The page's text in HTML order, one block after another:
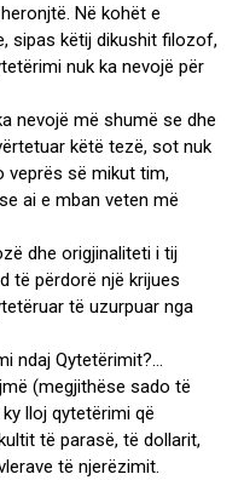
Në kohët e
sipas këtij dikushit filozof,
nuk ka nevojë për
nevojë më shumë se dhe
këtë tezë, sot nuk
veprës së mikut tim,
ai e mban veten më
dhe origjinaliteti i tij
të përdorë një krijues
të uzurpuar nga
ndaj Qytetërimit?…
(megjithëse sado të
lloj qytetërimi që
të parasë, të dollarit,
të njerëzimit.